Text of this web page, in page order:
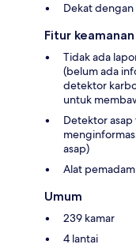
Dekat
Fitur keamanan
Tidak ada
(belum ada
detektor
untuk
Detektor
asap)
Alat
Umum
239 kamar
4 lantai